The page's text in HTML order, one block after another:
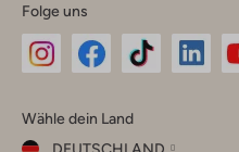
Folge uns
Instagram
Facebook
TikTok
Wähle dein Land